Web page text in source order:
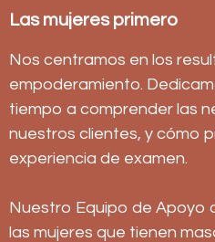
Las mujeres primero
Nos centramos en los
empoderamiento.
tiempo a comprender las
nuestros clientes, y cómo
experiencia de examen.
Nuestro Equipo de Apoyo
las mujeres que tienen